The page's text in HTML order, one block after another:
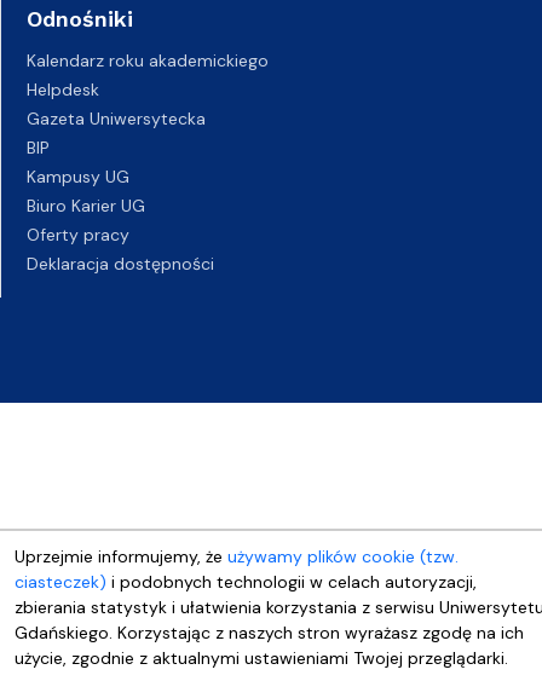
Uprzejmie informujemy, że używamy plików cookie (tzw.
ciasteczek) i podobnych technologii w celach autoryzacji,
zbierania statystyk i ułatwienia korzystania z serwisu
Gdańskiego. Korzystając z naszych stron wyrażasz zgodę na ich
użycie, zgodnie z aktualnymi ustawieniami Twojej przeglądarki.
Odnośniki
Kalendarz roku akademickiego
Helpdesk
Gazeta Uniwersytecka
BIP
Kampusy UG
Biuro Karier UG
Oferty pracy
Deklaracja dostępności